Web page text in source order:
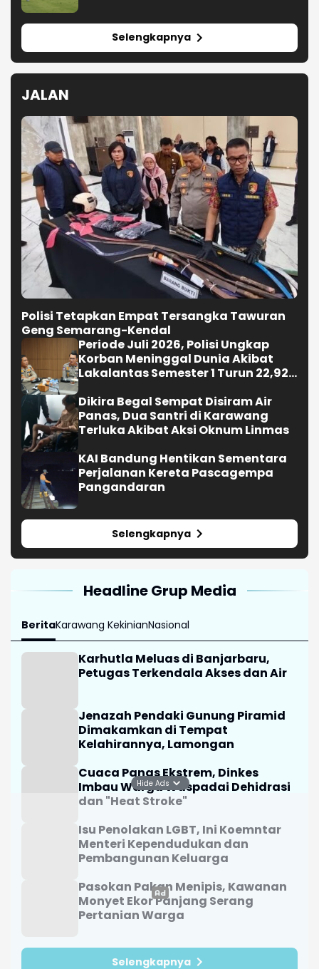
Selengkapnya
JALAN
Polisi Tetapkan Empat Tersangka Tawuran
Geng Semarang-Kendal
Periode Juli 2026, Polisi Ungkap
Korban Meninggal Dunia Akibat
Lakalantas Semester 1 Turun 22,92
Dikira Begal Sempat Disiram Air
Panas, Dua Santri di Karawang
Terluka Akibat Aksi Oknum Linmas
KAI Bandung Hentikan Sementara
Perjalanan Kereta Pascagempa
Pangandaran
Selengkapnya
Headline Grup Media
BeritaKarawang KekinianNasional
Karhutla Meluas di Banjarbaru,
Petugas Terkendala Akses dan Air
Jenazah Pendaki Gunung Piramid
Dimakamkan di Tempat
Kelahirannya, Lamongan
Cuaca Panas Ekstrem, Dinkes
Imbau Warga Waspadai Dehidrasi
dan "Heat Stroke"
Isu Penolakan LGBT, Ini Koemntar
Menteri Kependudukan dan
Pembangunan Keluarga
Pasokan Pakan Menipis, Kawanan
Monyet Ekor Panjang Serang
Pertanian Warga
Selengkapnya
Hide Ads